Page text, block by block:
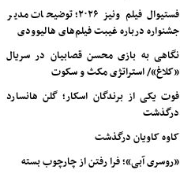
فستیوال فیلم ونیز ۲۰۲۶؛ توضیحات مدیر
جشنواره درباره غیبت فیلم‌های هالیوودی
نگاهی به بازی محسن قصابیان در سریال
«کلاغ»/ استراتژی مکث و سکوت
فوت یکی از برندگان اسکار؛ گلن هانسارد
درگذشت
کاوه کاویان درگذشت
«روسری آبی»؛ فرا رفتن از چارچوب بسته